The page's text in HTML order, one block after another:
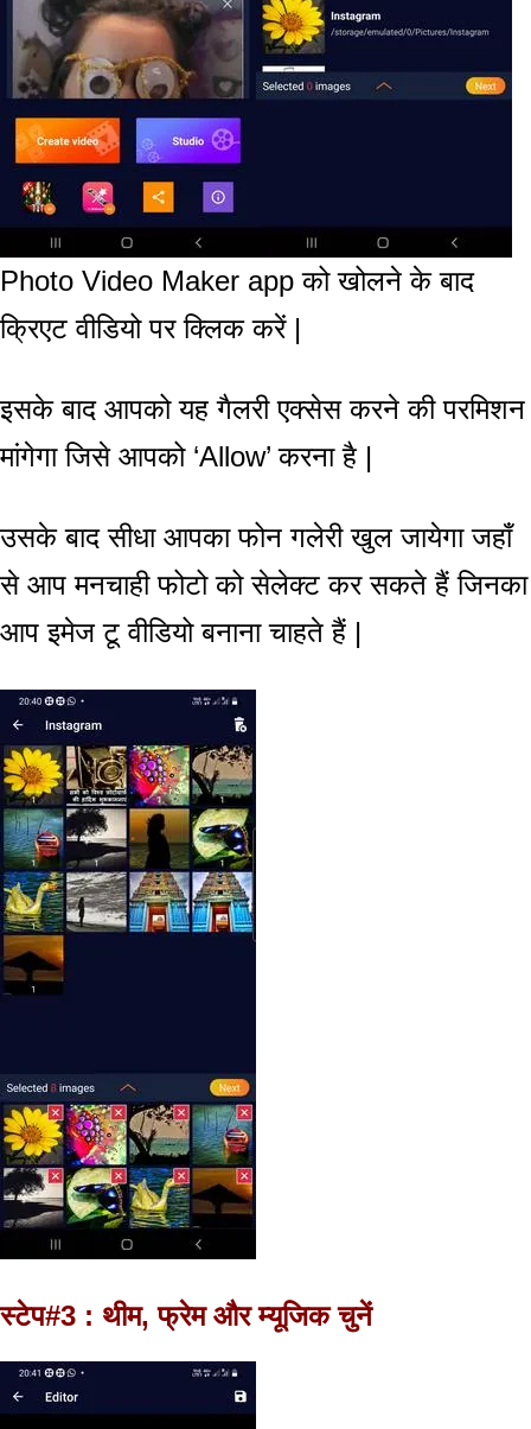
Photo Video Maker app को खोलने के बाद
क्रिएट वीडियो पर क्लिक करें |
इसके बाद आपको यह गैलरी एक्सेस करने की परमिशन
मांगेगा जिसे आपको ‘Allow’ करना है |
उसके बाद सीधा आपका फोन गलेरी खुल जायेगा जहाँ
से आप मनचाही फोटो को सेलेक्ट कर सकते हैं जिनका
आप इमेज टू वीडियो बनाना चाहते हैं |
स्टेप#3 : थीम, फ्रेम और म्यूजिक चुनें